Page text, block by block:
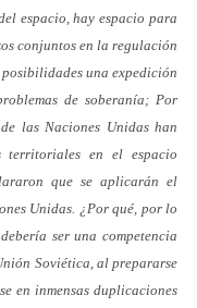
espacio, hay espacio para
conjuntos en la regulación
una expedición
de soberanía; Por
las Naciones Unidas han
territoriales en el espacio
que se aplicarán el
Unidas. ¿Por qué, por lo
ser una competencia
Soviética, al prepararse
en inmensas duplicaciones